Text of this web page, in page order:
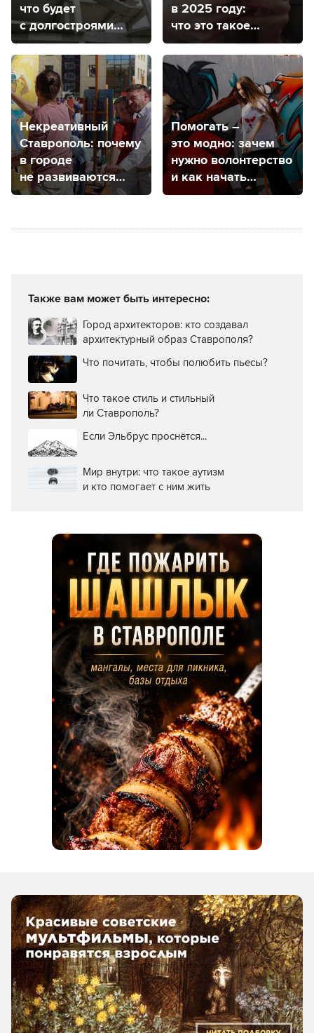
что будет
с долгостроями
города?
в 2025 году:
что это такое
и как будет
работать
Некреативный
Ставрополь: почему
в городе
не развиваются
творческие
Помогать –
это модно: зачем
нужно волонтерство
и как начать
им заниматься
Также вам может быть интересно:
Город архитекторов: кто создавал
архитектурный образ Ставрополя?
Что почитать, чтобы полюбить пьесы?
Что такое стиль и стильный
ли Ставрополь?
Если Эльбрус проснётся...
Мир внутри: что такое аутизм
и кто помогает с ним жить